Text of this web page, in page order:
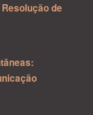
de